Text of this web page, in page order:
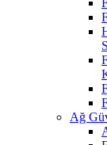
Ağ